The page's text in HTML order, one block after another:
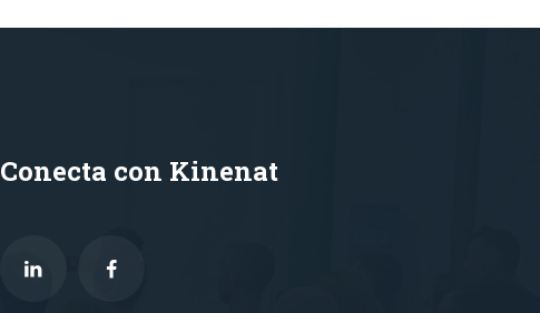
Conecta con Kinenat